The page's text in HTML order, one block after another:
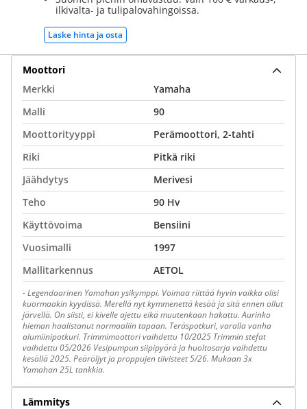
ilkivalta- ja tulipalovahingoissa.
Laske hinta ja osta
Moottori
Merkki
Yamaha
Malli
90
Moottorityyppi
Perämoottori, 2-tahti
Riki
Pitkä riki
Jäähdytys
Merivesi
Teho
90 Hv
Käyttövoima
Bensiini
Vuosimalli
1997
Mallitarkennus
AETOL
-Legendaarinen Yamahan ysikymppi. Voimaa riittää hyvin vaikka olisi
kuormaakin kyydissä. Merellä nyt kymmenettä kesää ja sitä ennen ollut
järvellä. On siisti, ei kivelle ajettu eikä muutenkaan hakattu. Aurinko
hieman haalistanut normaaliin tapaan. Teräspotkuri, varalla vanha
alumiinipotkuri. Trimmimoottori vaihdettu 10/2025 Trimmin stefat
vaihdettu 05/2026 Vesipumpun siipipyörä ja huoltosarja vaihdettu
kesällä 2025. Peäröljyt ja proppujen tiivisteet 5/26. Mukaan 3x
Yamahan 25L tankkia.
Lämmitys